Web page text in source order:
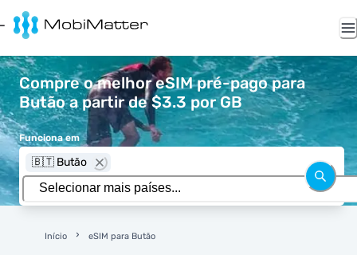
Compre o melhor eSIM pré-pago para
Butão a partir de $3.3 por GB
Funciona em
🇧🇹 Butão
Início eSIM para Butão